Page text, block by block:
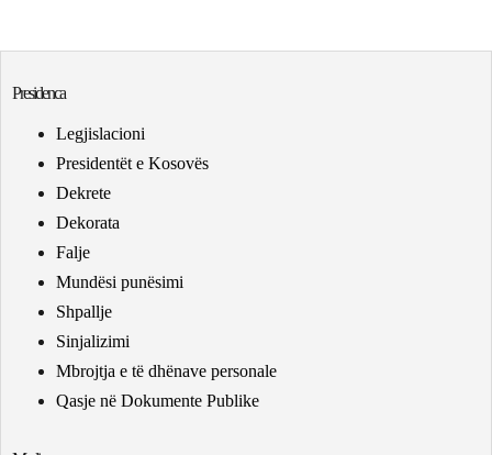
Presidenca
Legjislacioni
Presidentët e Kosovës
Dekrete
Dekorata
Falje
Mundësi punësimi
Shpallje
Sinjalizimi
Mbrojtja e të dhënave personale
Qasje në Dokumente Publike